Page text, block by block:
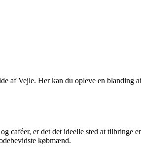
af Vejle. Her kan du opleve en
er det det ideelle sted at tilbringe
købmænd.